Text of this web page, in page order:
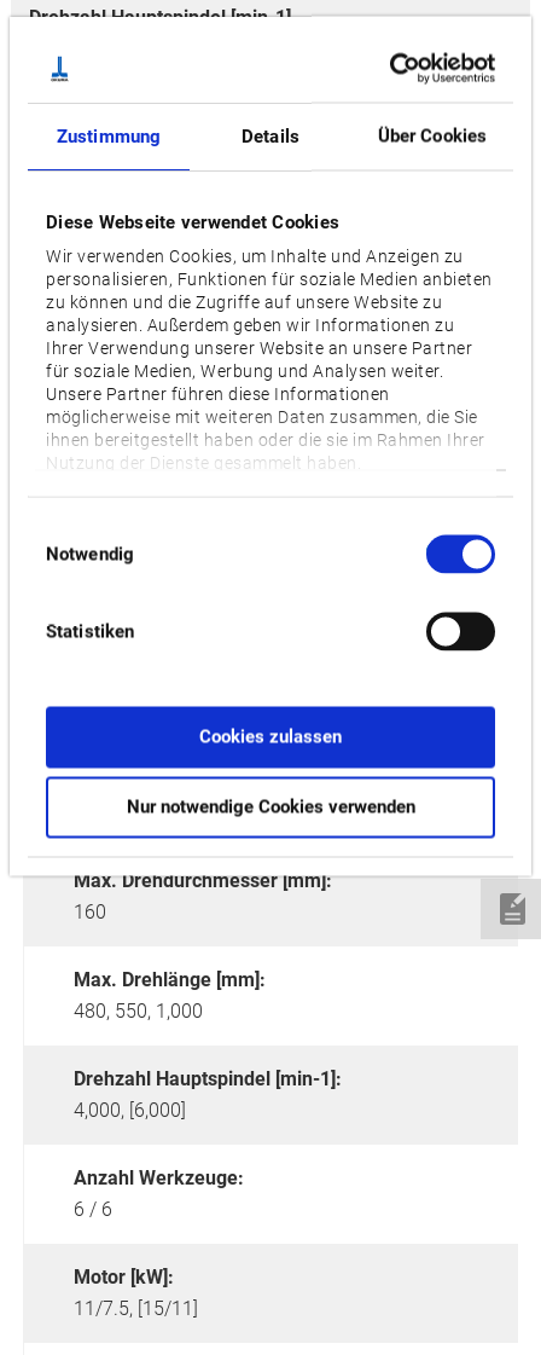
Zustimmung Details Über Cookies
Diese Webseite verwendet Cookies
Wir verwenden Cookies, um Inhalte und Anzeigen zu
personalisieren, Funktionen für soziale Medien anbieten
zu können und die Zugriffe auf unsere Website zu
analysieren. Außerdem geben wir Informationen zu
Ihrer Verwendung unserer Website an unsere Partner
für soziale Medien, Werbung und Analysen weiter.
Unsere Partner führen diese Informationen
möglicherweise mit weiteren Daten zusammen, die Sie
ihnen bereitgestellt haben oder die sie im Rahmen Ihrer
Nutzung der Dienste gesammelt haben.
Notwendig
Statistiken
Cookies zulassen
Nur notwendige Cookies verwenden
Drehzahl Hauptspindel [min-1]
Anzahl Werkzeuge
12 / 10
22/15, [30/20], [43/20]
Optionen
L (Turning spec.),M,MY
Videos / Downloads
ZUGEHÖRIGE PRODUKTE:
Max. Drehdurchmesser [mm]:
160
Max. Drehlänge [mm]:
480, 550, 1,000
Drehzahl Hauptspindel [min-1]:
4,000, [6,000]
Anzahl Werkzeuge:
6 / 6
Motor [kW]:
11/7.5, [15/11]